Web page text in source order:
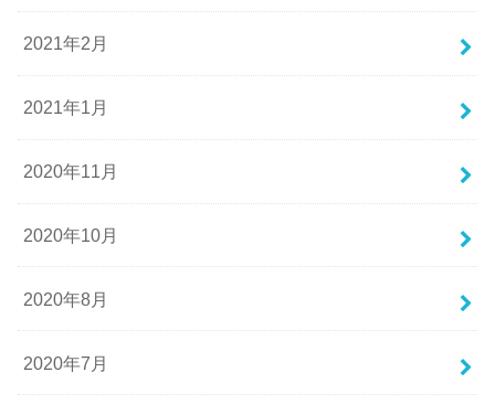
2021年2月
2021年1月
2020年11月
2020年10月
2020年8月
2020年7月